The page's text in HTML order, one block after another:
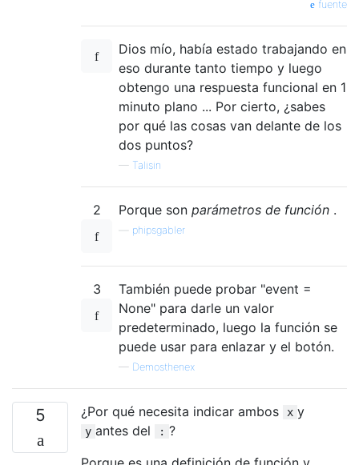
fuente
Dios mío, había estado trabajando en
eso durante tanto tiempo y luego
obtengo una respuesta funcional en 1
minuto plano ... Por cierto, ¿sabes
por qué las cosas van delante de los
dos puntos?
— Talisin
2 Porque son parámetros de función .
phipsgabler
3
También puede probar "event =
None" para darle un valor
predeterminado, luego la función se
puede usar para enlazar y el botón.
— Demosthenex
5 ¿Por qué necesita indicar ambos x y
y antes del : ?